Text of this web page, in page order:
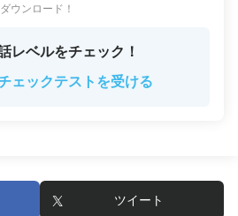
ウンロード！
レベルをチェック！
ェックテストを受ける
ツイート